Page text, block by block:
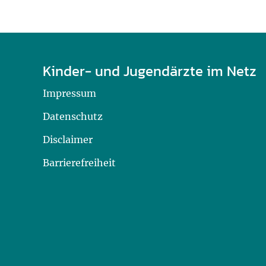
Kinder- und Jugendärzte im Netz
Impressum
Datenschutz
Disclaimer
Barrierefreiheit